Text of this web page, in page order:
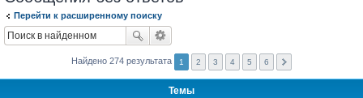
Перейти к расширенному поиску
Найдено 274 результата 1 2 3 4 5 6
Темы